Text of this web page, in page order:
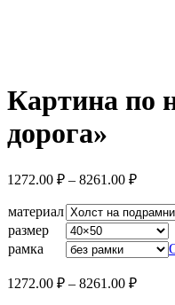
Картина по
дорога»
1272.00 ₽ – 8261.00 ₽
–
материал
размер
рамка
1272.00 ₽ – 8261.00 ₽